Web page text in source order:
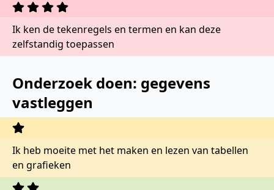
Ik ken de tekenregels en termen en kan deze
zelfstandig toepassen
Onderzoek doen: gegevens
vastleggen
Ik heb moeite met het maken en lezen van tabellen
en grafieken